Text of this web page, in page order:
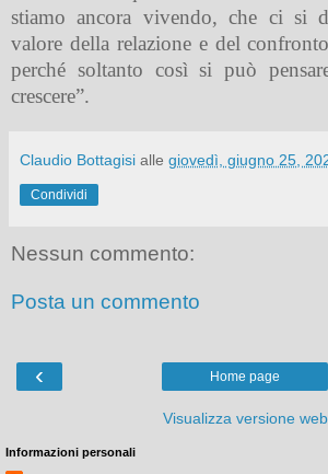
stiamo ancora vivendo, che ci si
valore della relazione e del
perché soltanto così si può
crescere”.
Claudio Bottagisi alle giovedì, giugno 25,
Condividi
Nessun commento:
Posta un commento
‹ Home page
Visualizza versione web
Informazioni personali